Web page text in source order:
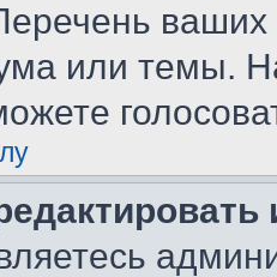
ваших
или темы.